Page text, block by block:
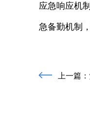
应急响应机
急备勤机制
上一篇：